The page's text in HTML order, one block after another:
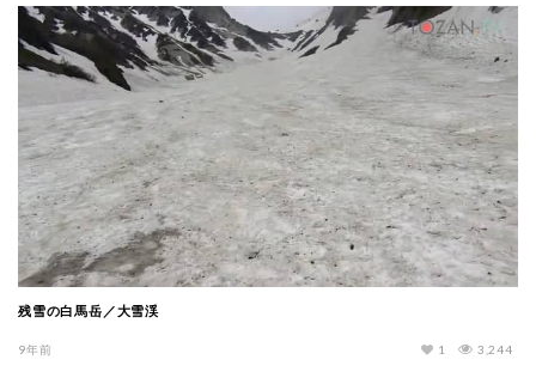
残雪の白馬岳／大雪渓
9年前 3,244
1